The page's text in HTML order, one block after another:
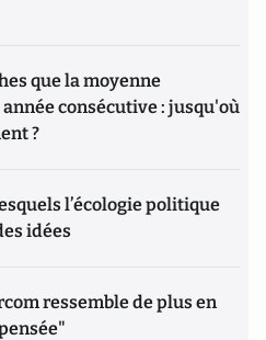
que la moyenne
consécutive : jusqu'où
?
l’écologie politique
idées
ressemble de plus en